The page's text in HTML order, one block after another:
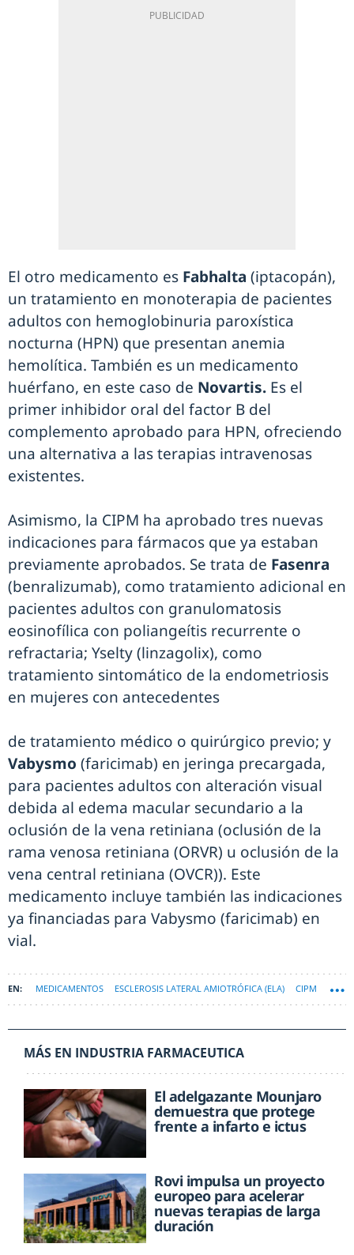
El otro medicamento es Fabhalta (iptacopán),
un tratamiento en monoterapia de pacientes
adultos con hemoglobinuria paroxística
nocturna (HPN) que presentan anemia
hemolítica. También es un medicamento
huérfano, en este caso de Novartis. Es el
primer inhibidor oral del factor B del
complemento aprobado para HPN, ofreciendo
una alternativa a las terapias intravenosas
existentes.
Asimismo, la CIPM ha aprobado tres nuevas
indicaciones para fármacos que ya estaban
previamente aprobados. Se trata de Fasenra
(benralizumab), como tratamiento adicional en
pacientes adultos con granulomatosis
eosinofílica con poliangeítis recurrente o
refractaria; Yselty (linzagolix), como
tratamiento sintomático de la endometriosis
en mujeres con antecedentes
de tratamiento médico o quirúrgico previo; y
Vabysmo (faricimab) en jeringa precargada,
para pacientes adultos con alteración visual
debida al edema macular secundario a la
oclusión de la vena retiniana (oclusión de la
rama venosa retiniana (ORVR) u oclusión de la
vena central retiniana (OVCR)). Este
medicamento incluye también las indicaciones
ya financiadas para Vabysmo (faricimab) en
vial.
MEDICAMENTOS ESCLEROSIS LATERAL AMIOTRÓFICA (ELA) CIPM
MÁS EN INDUSTRIA FARMACEUTICA
El adelgazante Mounjaro
demuestra que protege
frente a infarto e ictus
Rovi impulsa un proyecto
europeo para acelerar
nuevas terapias de larga
duración